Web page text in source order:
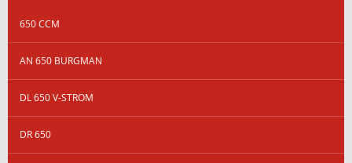
650 CCM
AN 650 BURGMAN
DL 650 V-STROM
DR 650